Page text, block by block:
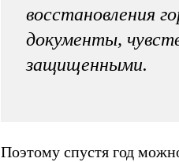
восстановления
документы,
защищенными.
Поэтому спустя год